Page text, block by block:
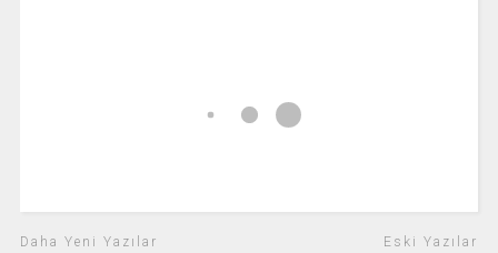
Daha Yeni Yazılar Eski Yazılar